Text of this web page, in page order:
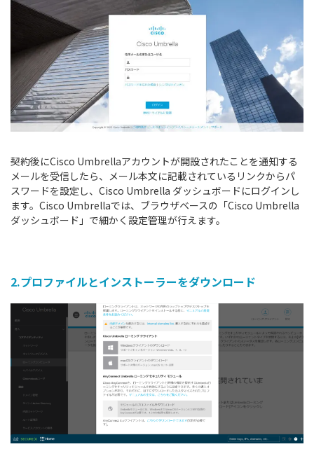
契約後にCisco Umbrellaアカウントが開設されたことを通知する
メールを受信したら、メール本文に記載されているリンクからパ
スワードを設定し、Cisco Umbrella ダッシュボードにログインし
ます。Cisco Umbrellaでは、ブラウザベースの「Cisco Umbrella
ダッシュボード」で細かく設定管理が行えます。
2.プロファイルとインストーラーをダウンロード